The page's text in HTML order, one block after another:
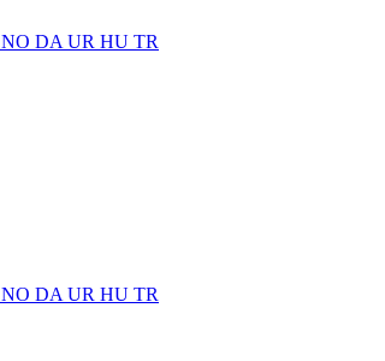
NO DA UR HU TR
NO DA UR HU TR